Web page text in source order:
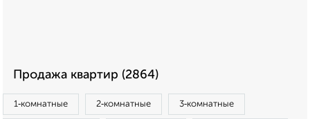
Продажа квартир (2864)
1‑комнатные 2‑комнатные 3‑комнатные